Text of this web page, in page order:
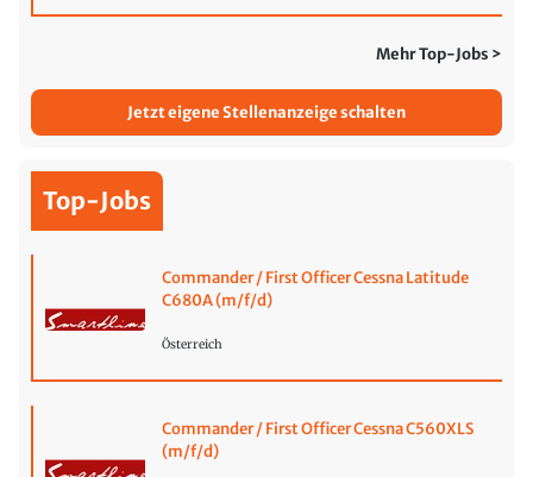
Mehr Top-Jobs >
Jetzt eigene Stellenanzeige schalten
Top-Jobs
Commander / First Officer Cessna Latitude
C680A (m/f/d)
Österreich
Commander / First Officer Cessna C560XLS
(m/f/d)